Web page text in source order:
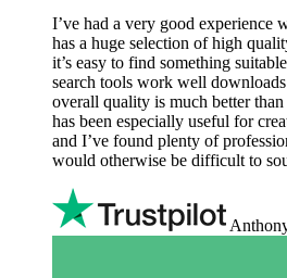
I’ve had a very good experience
has a huge selection of high
it’s easy to find something
search tools work well
overall quality is much better
has been especially useful for
and I’ve found plenty of
would otherwise be difficult to